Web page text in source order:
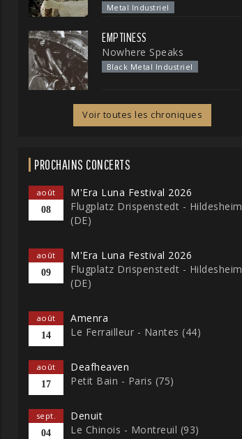
Metal Industriel
EMPTINESS
Nowhere Speaks
Black Metal Industriel
Voir toutes les chroniques
PROCHAINS CONCERTS
août
08
M'Era Luna Festival 2026
Flugplatz Drispenstedt - Hildesheim
(DE)
août
09
M'Era Luna Festival 2026
Flugplatz Drispenstedt - Hildesheim
(DE)
août
14
Amenra
Le Ferrailleur - Nantes (44)
août
17
Deafheaven
Petit Bain - Paris (75)
sept.
04
Denuit
Le Chinois - Montreuil (93)